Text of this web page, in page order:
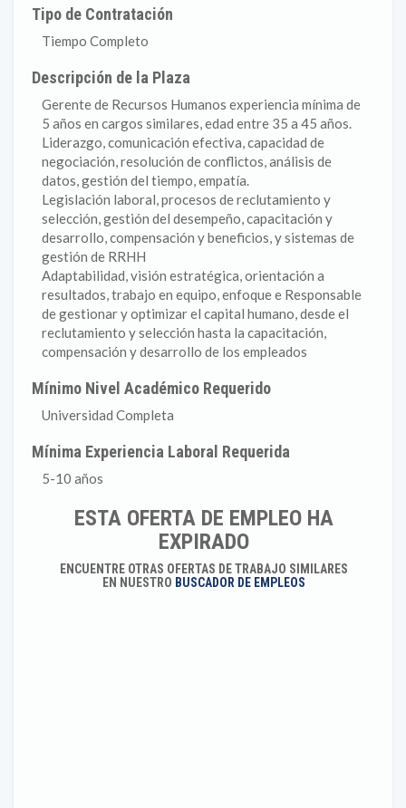
Tipo de Contratación
Tiempo Completo
Descripción de la Plaza
Gerente de Recursos Humanos experiencia mínima de
5 años en cargos similares, edad entre 35 a 45 años.
Liderazgo, comunicación efectiva, capacidad de
negociación, resolución de conflictos, análisis de
datos, gestión del tiempo, empatía.
Legislación laboral, procesos de reclutamiento y
selección, gestión del desempeño, capacitación y
desarrollo, compensación y beneficios, y sistemas de
gestión de RRHH
Adaptabilidad, visión estratégica, orientación a
resultados, trabajo en equipo, enfoque e Responsable
de gestionar y optimizar el capital humano, desde el
reclutamiento y selección hasta la capacitación,
compensación y desarrollo de los empleados
Mínimo Nivel Académico Requerido
Universidad Completa
Mínima Experiencia Laboral Requerida
5-10 años
ESTA OFERTA DE EMPLEO HA
EXPIRADO
ENCUENTRE OTRAS OFERTAS DE TRABAJO SIMILARES
EN NUESTRO BUSCADOR DE EMPLEOS